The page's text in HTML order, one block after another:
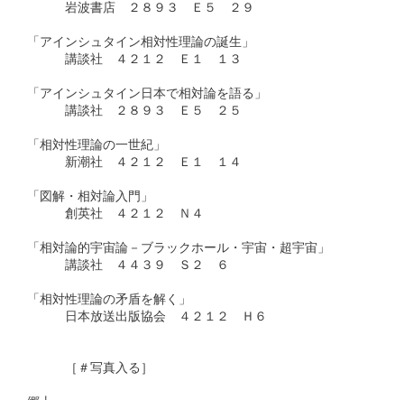
岩波書店　２８９３　Ｅ５　２９
「アインシュタイン相対性理論の誕生」
講談社　４２１２　Ｅ１　１３
「アインシュタイン日本で相対論を語る」
講談社　２８９３　Ｅ５　２５
「相対性理論の一世紀」
新潮社　４２１２　Ｅ１　１４
「図解・相対論入門」
創英社　４２１２　Ｎ４
「相対論的宇宙論－ブラックホール・宇宙・超宇宙」
講談社　４４３９　Ｓ２　６
「相対性理論の矛盾を解く」
日本放送出版協会　４２１２　Ｈ６
［＃写真入る］